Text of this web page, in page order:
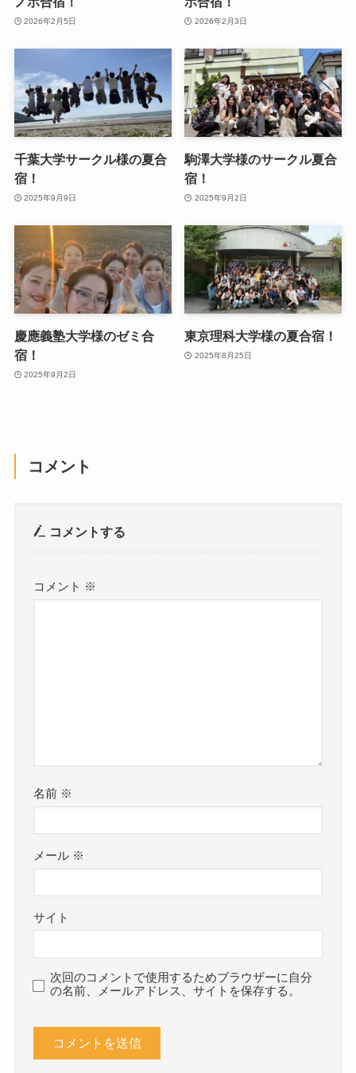
2026年2月5日 2026年2月3日
千葉大学サークル様の夏合
宿！
2025年9月9日
駒澤大学様のサークル夏合
宿！
2025年9月2日
慶應義塾大学様のゼミ合
宿！
2025年9月2日
東京理科大学様の夏合宿！
2025年8月25日
コメント
コメントする
コメント ※
名前 ※
メール ※
サイト
次回のコメントで使用するためブラウザーに自分
の名前、メールアドレス、サイトを保存する。